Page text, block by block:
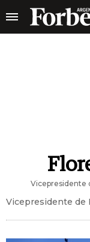
Vicepresidente
Vicepresidente de